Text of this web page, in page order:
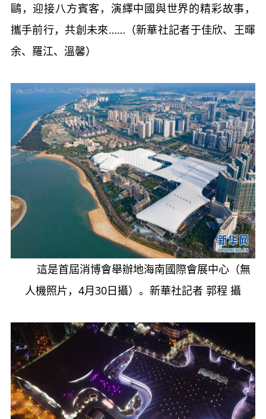
鷗，迎接八方賓客，演繹中國與世界的精彩故事，
攜手前行，共創未來……（新華社記者于佳欣、王暉
余、羅江、溫馨）
這是首屆消博會舉辦地海南國際會展中心（無
人機照片，4月30日攝）。新華社記者 郭程 攝